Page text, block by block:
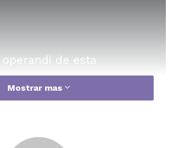
operandi de esta
delictiva
un intercambio de
constructoras y
Mostrar mas